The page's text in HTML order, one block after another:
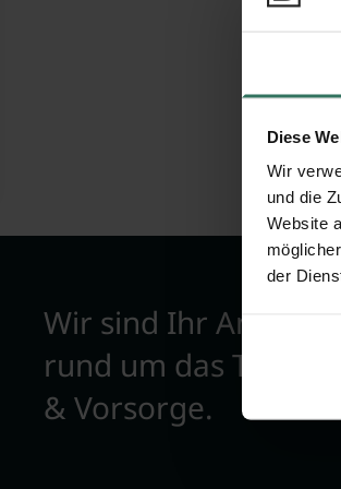
Diese
Wir
und die
Website
der
Wir sind Ihr
rund um das Thema
& Vorsorge.